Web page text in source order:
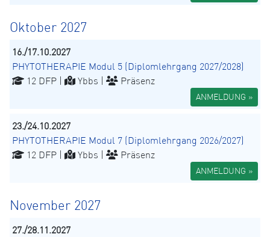
Oktober 2027
16./17.10.2027
PHYTOTHERAPIE Modul 5 (Diplomlehrgang 2027/2028)
12 DFP |
Ybbs | Präsenz
ANMELDUNG »
23./24.10.2027
PHYTOTHERAPIE Modul 7 (Diplomlehrgang 2026/2027)
12 DFP |
Ybbs | Präsenz
ANMELDUNG »
November 2027
27./28.11.2027